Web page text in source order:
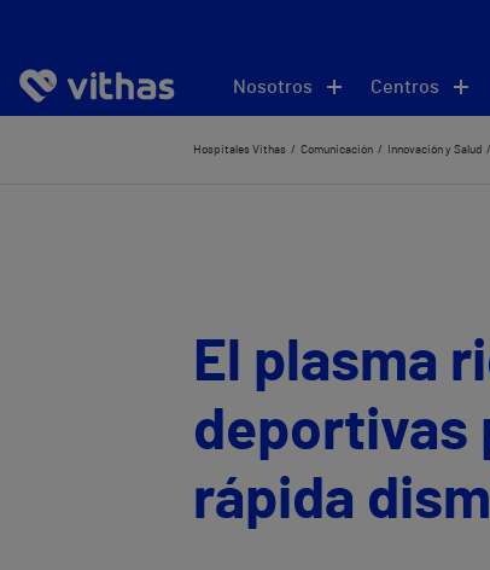
Nosotros Centros
Hospitales Vithas Comunicación Innovación y Salud
El plasma
deportivas
rápida